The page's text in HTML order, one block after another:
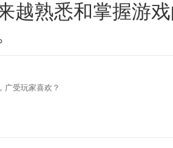
越熟悉和掌握游
广受玩家喜欢？